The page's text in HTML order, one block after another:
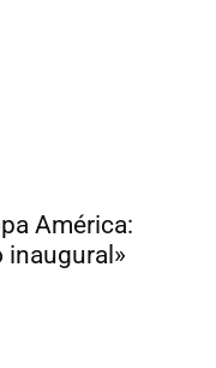
América:
inaugural»